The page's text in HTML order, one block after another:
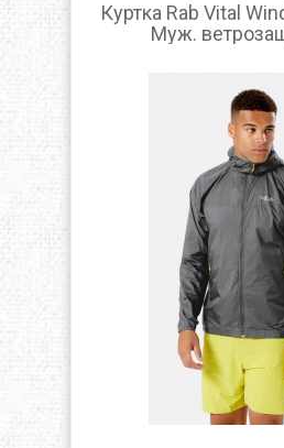
Куртка Rab Vital
Муж.